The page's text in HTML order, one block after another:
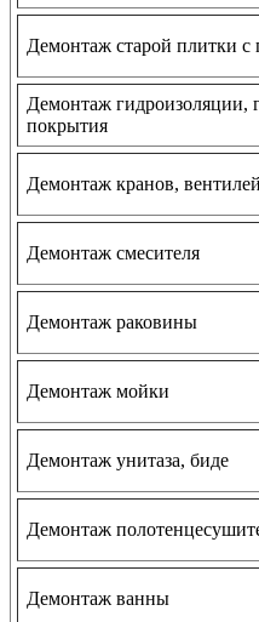
Демонтаж старой плитки с
Демонтаж гидроизоляции,
покрытия
Демонтаж кранов, вентилей
Демонтаж смесителя
Демонтаж раковины
Демонтаж мойки
Демонтаж унитаза, биде
Демонтаж
Демонтаж ванны